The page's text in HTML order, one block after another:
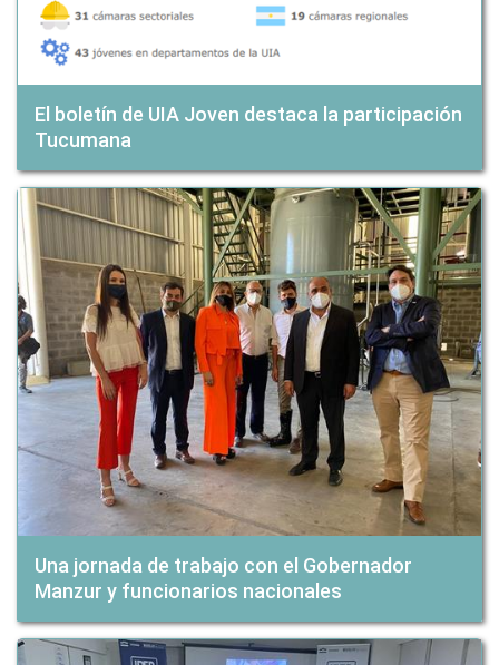
El boletín de UIA Joven destaca la participación
Tucumana
Una jornada de trabajo con el Gobernador
Manzur y funcionarios nacionales